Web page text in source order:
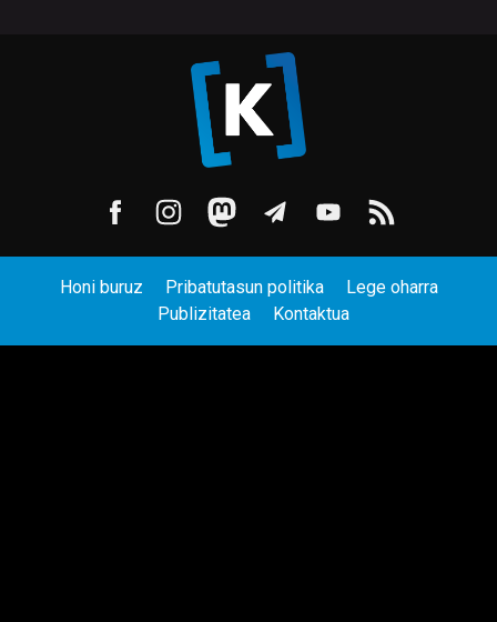
Honi buruz Pribatutasun politika
Lege oharra
Publizitatea
Kontaktua